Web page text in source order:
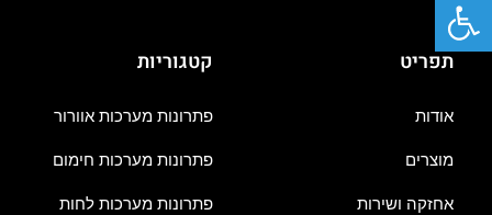
תפריט
אודות
מוצרים
אחזקה ושירות
קטגוריות
פתרונות מערכות אוורור
פתרונות מערכות חימום
פתרונות מערכות לחות